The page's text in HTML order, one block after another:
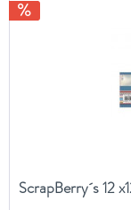
ScrapBerry´s 12